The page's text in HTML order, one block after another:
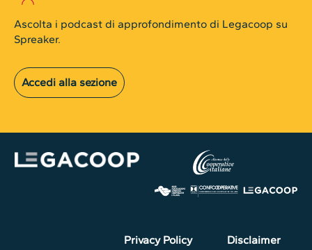
Ascolta i podcast di approfondimento di Legacoop su
Spreaker.
Accedi alla sezione
Privacy Policy
Disclaimer